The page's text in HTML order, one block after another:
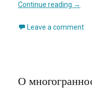
Continue reading →
Leave a comment
О